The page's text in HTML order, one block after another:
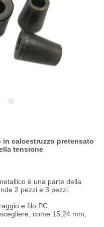
calcestruzzo pretensato
tensione
è una parte della
2 pezzi e 3 pezzi.
e filo PC.
come 15,24 mm,